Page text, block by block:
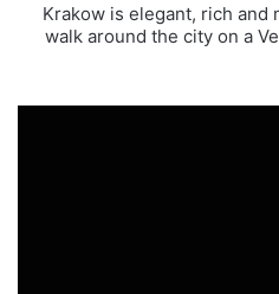
Krakow is elegant, rich and
walk around the city on a